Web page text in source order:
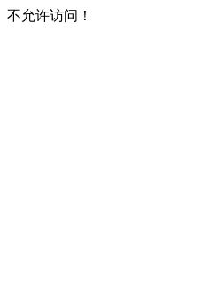
不允许访问！